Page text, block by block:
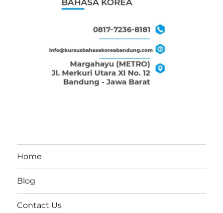
Home
Blog
Contact Us